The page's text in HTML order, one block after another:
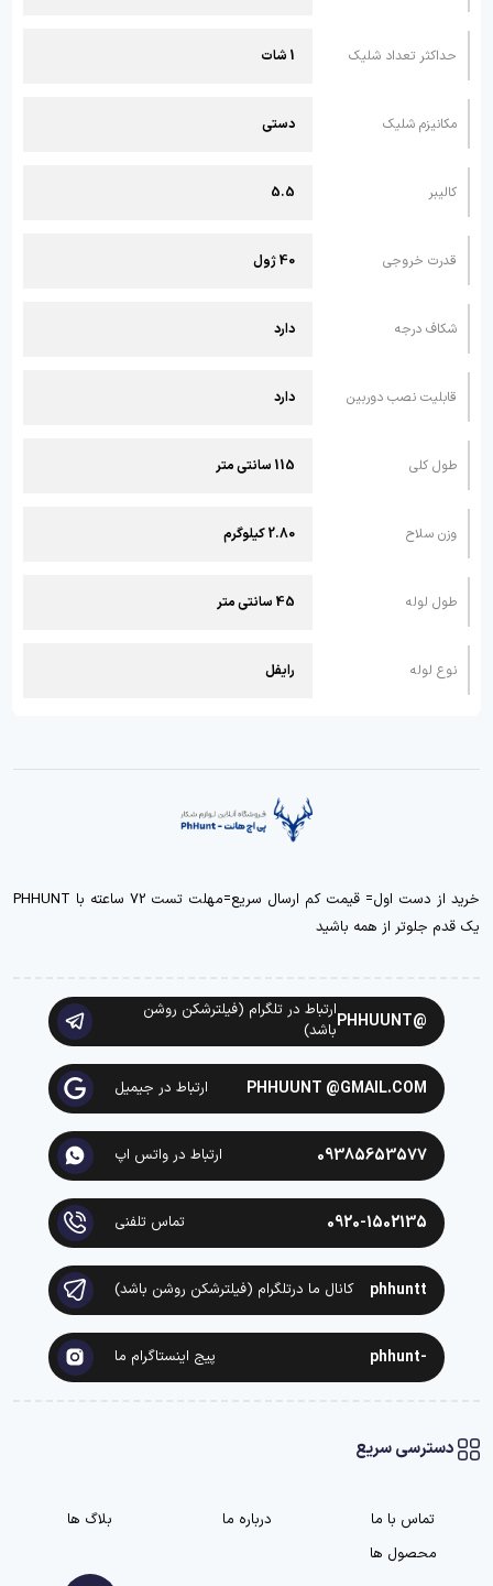
حداکثر تعداد شلیک 1 شات
مکانیزم شلیک دستی
کالیبر 5.5
قدرت خروجی 40 ژول
شکاف درجه دارد
قابلیت نصب دوربین دارد
طول کلی 115 سانتی متر
وزن سلاح 2.80 کیلوگرم
طول لوله 45 سانتی متر
نوع لوله رایفل
خرید از دست اول= قیمت کم ارسال سریع=مهلت تست 72 ساعته با PHHUNT
یک قدم جلوتر از همه باشید
@PHHUUNT
ارتباط در تلگرام (فیلترشکن روشن
باشد)
PHHUUNT @GMAIL.COM ارتباط در جیمیل
09385653577 ارتباط در واتس اپ
0920-1502135 تماس تلفنی
phhuntt کانال ما درتلگرام (فیلترشکن روشن باشد)
-phhunt پیج اینستاگرام ما
دسترسی سریع
تماس با ما درباره ما
بلاگ ها
محصول ها